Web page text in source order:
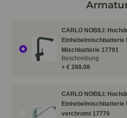
CARLO NOBILI:
Einhebelmischbatterie
Mischbatterie 17791
+ € 288.08
Beschreibung
CARLO NOBILI:
Einhebelmischbatterie
verchromt 17770